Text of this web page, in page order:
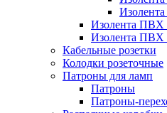
Изолента ПВХ
Изолента ПВХ
Кабельные розетки
Колодки розеточные
Патроны для ламп
Патроны
Патроны-